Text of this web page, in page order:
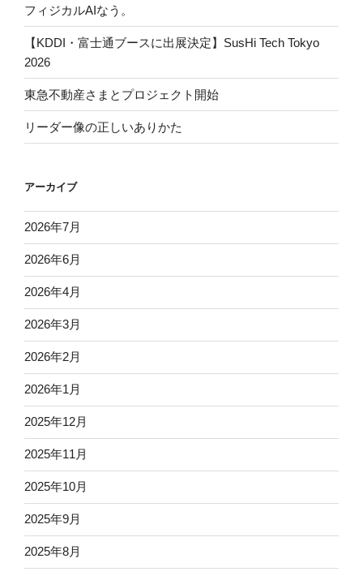
フィジカルAIなう。
【KDDI・富士通ブースに出展決定】SusHi Tech Tokyo
2026
東急不動産さまとプロジェクト開始
リーダー像の正しいありかた
アーカイブ
2026年7月
2026年6月
2026年4月
2026年3月
2026年2月
2026年1月
2025年12月
2025年11月
2025年10月
2025年9月
2025年8月